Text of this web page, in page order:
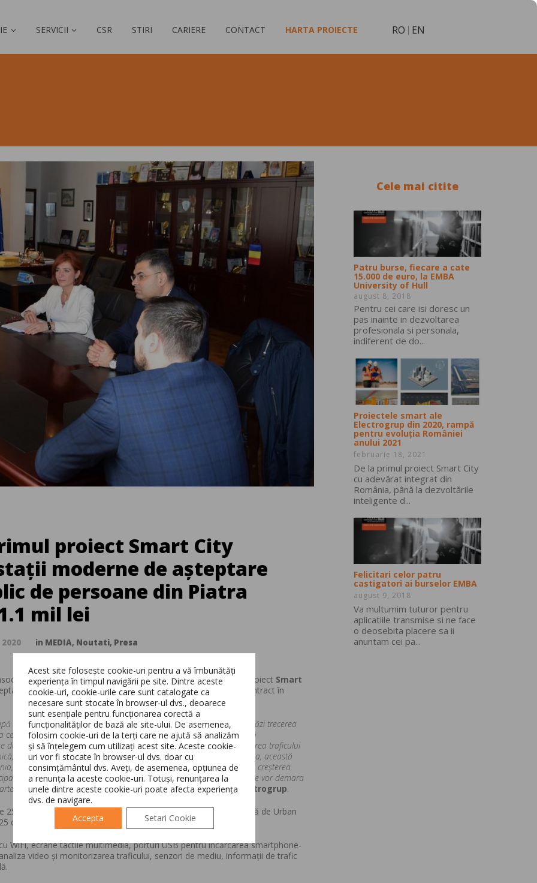
SERVICII CSR STIRI CARIERE CONTACT HARTA PROIECTE RO EN
proiect Smart City
moderne de așteptare
de persoane din Piatra
mil lei
in MEDIA, Noutati, Presa
cuUrban Scope, anunță startul implementării primului proiect Smart
a mijloacelor de transport public dinPiatra Neamț
, un contract în
numeroase conferințe de specialitate și proiecte pilot, anunțăm astăzi trecerea
prevede integrarea mai multor soluții de tip Smart City, ce acoperă
dorește inteligent – de la mobilitate și arhitectură urbană, la măsurarea traficului
amplasată într-un centru de comandă modern. După părerea mea, această
în cursa de a deveni un oraș inteligent, iar impactul se va vedea în creșterea
al dezvoltărilor urbane durabile. Avem convingerea că și alte orașe vor demara
cu experiență în astfel de implementări”,a declaratCEO Electrogrup.
februarie 2020, demarează cu o etapa de proiectare, realizată de Urban
de luni.
WiFi, ecrane tactile multimedia, porturi USB pentru încărcarea smartphone-
video și monitorizarea traficului, senzori de mediu, informații de trafic
Cele mai citite
Patru burse, fiecare a cate
15.000 de euro, la EMBA
University of Hull
august 8, 2018
Pentru cei care isi doresc un
pas inainte in dezvoltarea
profesionala si personala,
indiferent de do...
Proiectele smart ale
Electrogrup din 2020, rampă
pentru evoluția României
anului 2021
februarie 18, 2021
De la primul proiect Smart City
cu adevărat integrat din
România, până la dezvoltările
inteligente d...
Felicitari celor patru
castigatori ai burselor EMBA
august 9, 2018
Va multumim tuturor pentru
aplicatiile transmise si ne face
o deosebita placere sa ii
anuntam cei pa...
Switch The Language
Română English
Acest site folosește cookie-uri pentru a vă îmbunătăți
experiența în timpul navigării pe site. Dintre aceste
cookie-uri, cookie-urile care sunt catalogate ca
necesare sunt stocate în browser-ul dvs., deoarece
sunt esențiale pentru funcționarea corectă a
funcționalităților de bază ale site-ului. De asemenea,
folosim cookie-uri de la terți care ne ajută să analizăm
și să înțelegem cum utilizați acest site. Aceste cookie-
uri vor fi stocate în browser-ul dvs. doar cu
consimțământul dvs. Aveți, de asemenea, opțiunea de
a renunța la aceste cookie-uri. Totuși, renunțarea la
unele dintre aceste cookie-uri poate afecta experiența
dvs. de navigare.
Accepta
Setari Cookie